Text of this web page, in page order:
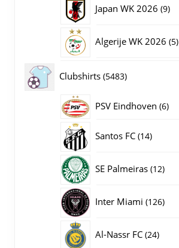
Japan WK 2026 99
Algerije WK 2026 55
Clubshirts 54835483
producten
PSV Eindhoven 66
Santos FC 1414
SE Palmeiras 1212
Inter Miami 126126
Al-Nassr FC 2424